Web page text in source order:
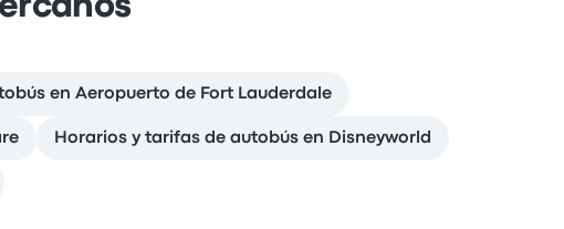
en Aeropuerto de Fort Lauderdale
Horarios y tarifas de autobús en Disneyworld